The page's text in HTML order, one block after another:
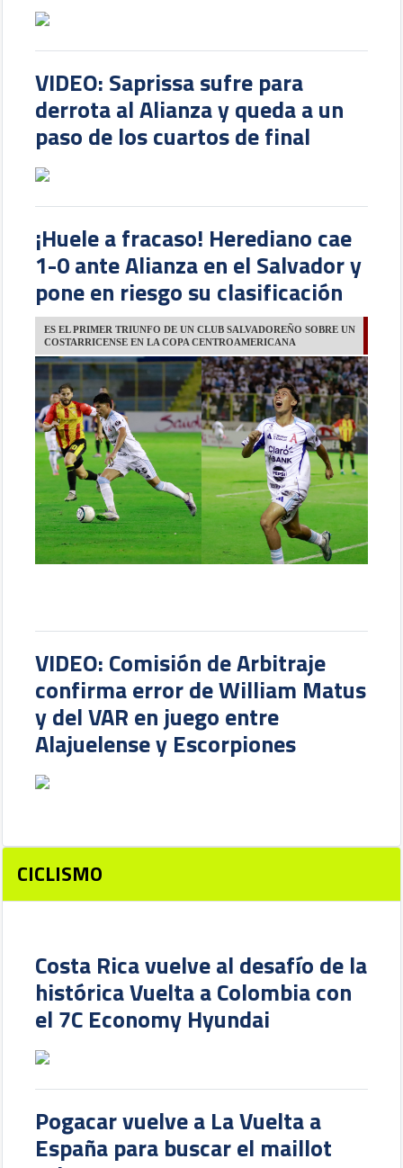
VIDEO: Saprissa sufre para
derrota al Alianza y queda a un
paso de los cuartos de final
¡Huele a fracaso! Herediano cae
1-0 ante Alianza en el Salvador y
pone en riesgo su clasificación
ES EL PRIMER TRIUNFO DE UN CLUB SALVADOREÑO SOBRE UN
COSTARRICENSE EN LA COPA CENTROAMERICANA
VIDEO: Comisión de Arbitraje
confirma error de William Matus
y del VAR en juego entre
Alajuelense y Escorpiones
CICLISMO
Costa Rica vuelve al desafío de la
histórica Vuelta a Colombia con
el 7C Economy Hyundai
Pogacar vuelve a La Vuelta a
España para buscar el maillot